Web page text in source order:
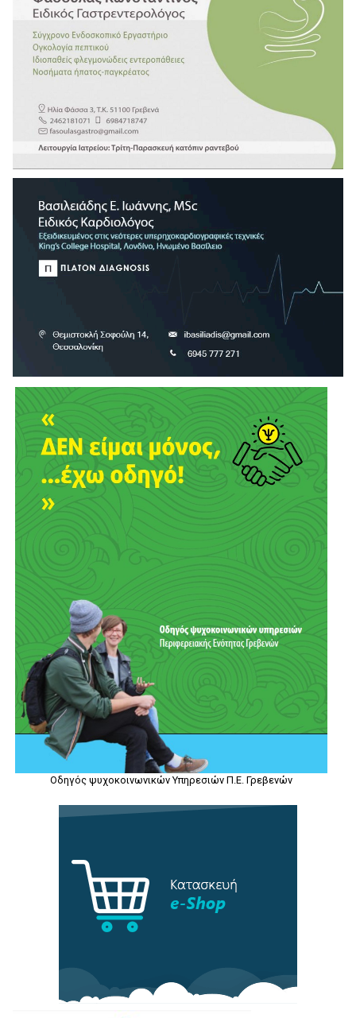
Οδηγός ψυχοκοινωνικών Υπηρεσιών Π.Ε. Γρεβενών